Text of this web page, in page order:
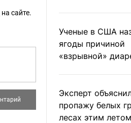
на сайте.
Ученые в США
ягоды причиной
«взрывной»
Эксперт
пропажу белых
лесах этим летом